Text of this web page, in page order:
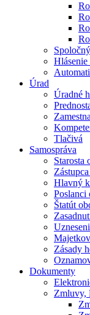
Hlásenie
Úrad
Úradné
Tlačivá
Samospráva
Starosta
Hlavný
Poslanci
Štatút
Zásady
Dokumenty
Zmluvy,